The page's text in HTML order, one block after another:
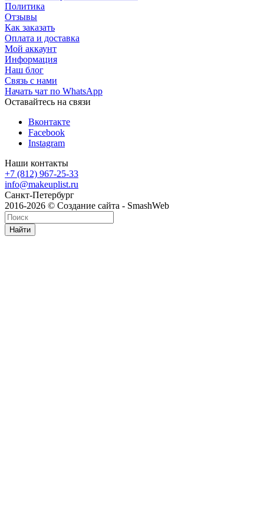
Политика
Отзывы
Как заказать
Оплата и доставка
Мой аккаунт
Информация
Наш блог
Связь с нами
Начать чат по WhatsApp
Оставайтесь на связи
Вконтакте
Facebook
Instagram
Наши контакты
+7 (812) 967-25-33
info@makeuplist.ru
Санкт-Петербург
2016-2026 © Создание сайта - SmashWeb
Найти